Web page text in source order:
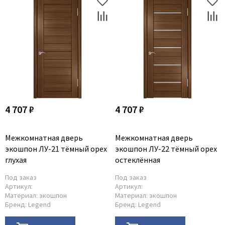
4 707 ₽
Межкомнатная дверь
экошпон ЛУ-21 тёмный орех
глухая
Под заказ
Артикул:
Материал: экошпон
Бренд: Legend
4 707 ₽
Межкомнатная дверь
экошпон ЛУ-22 тёмный орех
остеклённая
Под заказ
Артикул:
Материал: экошпон
Бренд: Legend